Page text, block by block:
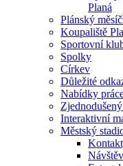
Planá
Plánský
Koupaliště
Sportovní
Spolky
Církev
Důležité
Nabídky
Interaktivní
Městský